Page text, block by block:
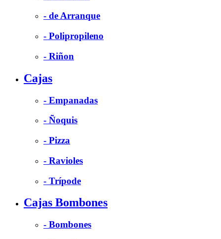
- de Arranque
- Polipropileno
- Riñon
Cajas
- Empanadas
- Ñoquis
- Pizza
- Ravioles
- Trípode
Cajas Bombones
- Bombones